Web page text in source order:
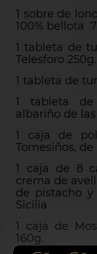
1 sobre de
100% bellota
1 tableta de
Telesforo 250g.
1 tableta de
1 tableta
albariño de
1 caja de
Tomesiños,
1 caja de 8
crema de
de pistacho
Sicilia
1 caja de
160g.